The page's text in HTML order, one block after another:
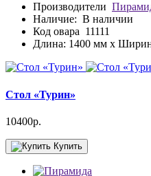
Производители
Наличие: В наличии
Код овара 11111
Длина: 1400 мм x
Стол «Турин»
10400р.
Купить